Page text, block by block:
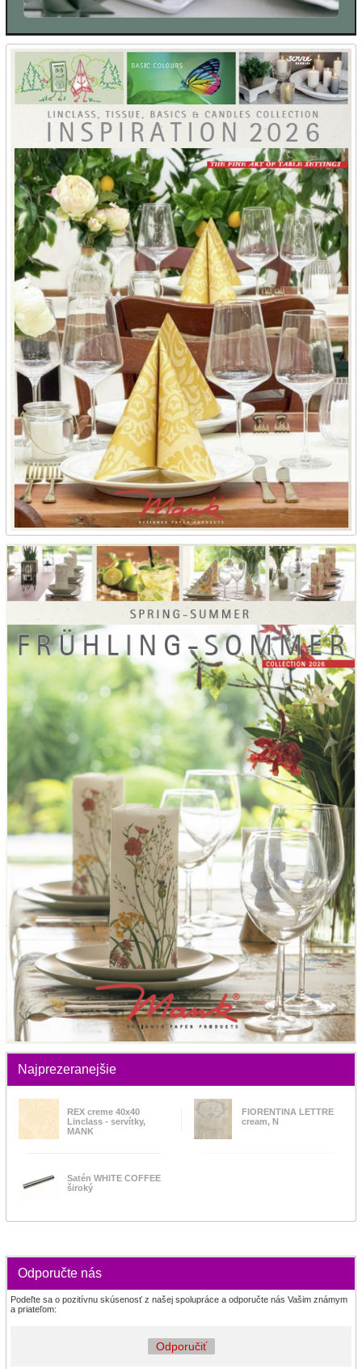
Najprezeranejšie
REX creme 40x40
Linclass - servítky,
MANK
FIORENTINA LETTRE
cream, N
Satén WHITE COFFEE
široký
Odporučte nás
Podeľte sa o pozitívnu skúsenosť z našej spolupráce a odporučte nás Vašim známym
a priateľom:
Odporučiť